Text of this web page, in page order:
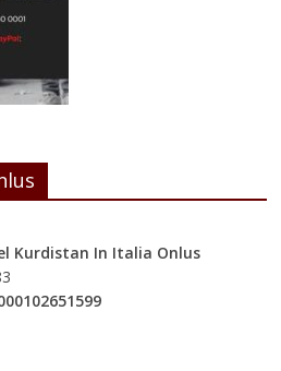
Kurdistan In Italia Onlus